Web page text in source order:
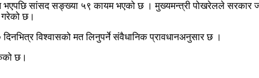
भएपछि सांसद सङ्ख्या ५९ कायम भएको छ । मुख्यमन्त्री पोखरेलले सरकार
गरेको छ।
विश्वासको मत लिनुपर्ने संवैधानिक प्रावधानअनुसार छ ।
छ।